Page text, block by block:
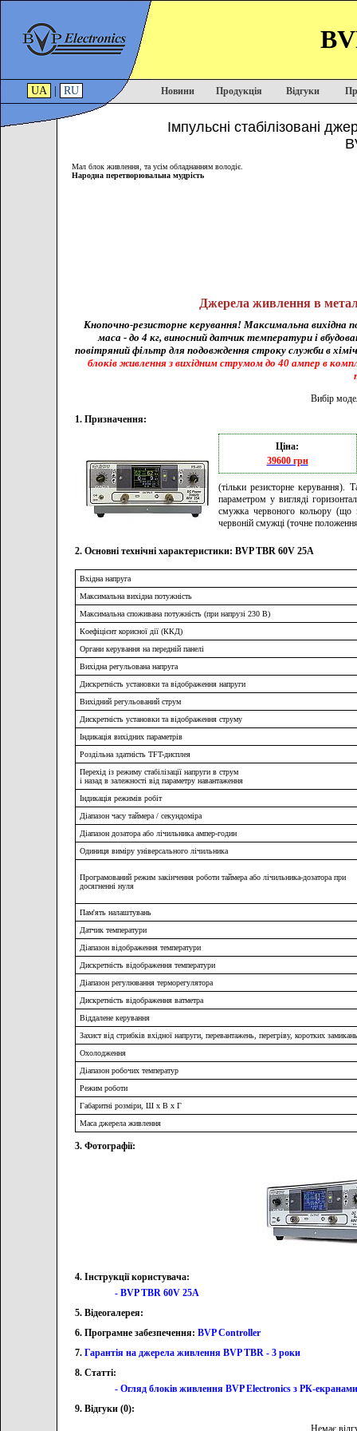
UA RU Новини Продукція Відгуки
Імпульсні стабілізовані
Мал блок живлення, та усім обладнанням володіє.
Народна перетворювальна мудрість
Джерела живлення в
Кнопочно-резисторне керування! Максимальна вихідна
маса - до 4 кг, виносний датчик температури і
повітряний фільтр для подовждення строку служби в
блоків живлення з вихідним струмом до 40 ампер в
Вибір
1. Призначення:
Ціна:
39600 грн
(тільки резисторне керування).
параметром у вигляді
смужка червоного кольору (що
червоній смужці (точне
2. Основні технічні характеристики: BVP TBR 60V 25A
Вхідна напруга
Максимальна вихідна потужність
Максимальна споживана потужність (при напрузі 230 В)
Коефіцієнт корисної дії (ККД)
Органи керування на передній панелі
Вихідна регульована напруга
Дискретність установки та відображення напруги
Вихідний регульований струм
Дискретність установки та відображення струму
Індикація вихідних параметрів
Роздільна здатність TFT-дисплея
Перехід із режиму стабілізації напруги в струм
і назад в залежності від параметру навантаження
Індикація режимів робіт
Діапазон часу таймера / секундоміра
Діапазон дозатора або лічильника ампер-годин
Одиниця виміру універсального лічильника
Програмований режим закінчення роботи таймера або лічильника-дозатора при
досягненні нуля
Пам'ять налаштувань
Датчик температури
Діапазон відображення температури
Дискретність відображення температури
Діапазон регулювання терморегулятора
Дискретність відображення ватметра
Віддалене керування
Захист від стрибків вхідної напруги, перевантажень, перегріву, коротких замикань
Охолодження
Діапазон робочих температур
Режим роботи
Габаритні розміри, Ш х В х Г
Маса джерела живлення
3. Фотографії:
4. Інструкції користувача:
- BVP TBR 60V 25A
5. Відеогалерея:
6. Програмне забезпечення: BVP Controller
7. Гарантія на джерела живлення BVP TBR - 3 роки
8. Статті:
- Огляд блоків живлення BVP Electronics з РК-екранами
9. Відгуки (0):
Немає